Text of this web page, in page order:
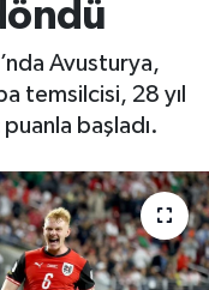
Avusturya,
temsilcisi, 28 yıl
başladı.